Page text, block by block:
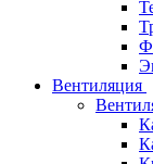
Вентиляция